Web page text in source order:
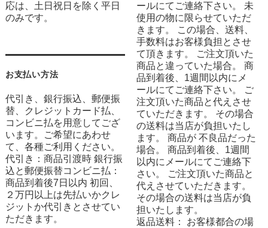
応は、土日祝日を除く平日
のみです。
お支払い方法
代引き、銀行振込、郵便振
替、クレジットカード払、
コンビニ払を用意してござ
います。ご希望にあわせ
て、各種ご利用ください。
代引き：商品引渡時 銀行振
込と郵便振替コンビニ払：
商品到着後7日以内 初回、
２万円以上は先払いかクレ
ジットか代引きとさせてい
ただきます。
ールにてご連絡下さい。 未
使用の物に限らせていただ
きます。 この場合、送料、
手数料はお客様負担とさせ
て頂きます。 ご注文頂いた
商品と違っていた場合。 商
品到着後、1週間以内にメ
ールにてご連絡下さい。 ご
注文頂いた商品と代えさせ
ていただきます。 その場合
の送料は当店が負担いたし
ます。 商品が 不良品だった
場合。 商品到着後、1週間
以内にメールにてご連絡下
さい。 ご注文頂いた商品と
代えさせていただきます。
その場合の送料は当店が負
担いたします。
返品送料： お客様都合の場